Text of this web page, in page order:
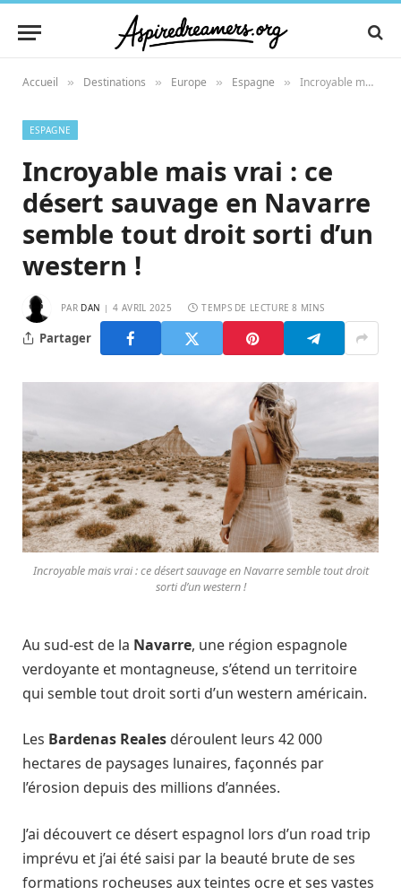
Accueil » Destinations » Europe » Espagne » Incroyable mais vrai : ce désert sauvage en Navarre semble tout droit sorti d’un western !
ESPAGNE
Incroyable mais vrai : ce
désert sauvage en Navarre
semble tout droit sorti d’un
western !
PAR DAN 4 AVRIL 2025 TEMPS DE LECTURE 8 MINS
Partager
Incroyable mais vrai : ce désert sauvage en Navarre semble tout droit
sorti d’un western !
Au sud-est de la Navarre, une région espagnole
verdoyante et montagneuse, s’étend un territoire
qui semble tout droit sorti d’un western américain.
Les Bardenas Reales déroulent leurs 42 000
hectares de paysages lunaires, façonnés par
l’érosion depuis des millions d’années.
J’ai découvert ce désert espagnol lors d’un road trip
imprévu et j’ai été saisi par la beauté brute de ses
formations rocheuses aux teintes ocre et ses vastes